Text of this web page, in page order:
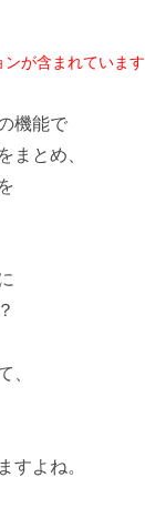
が含まれています
機能で
まとめ、
、
すよね。